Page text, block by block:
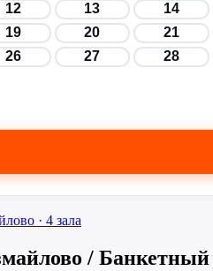
12 13 14
19 20 21
26 27 28
· 4 зала
/ Банкетный